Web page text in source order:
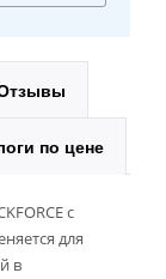
по цене
с
для
в